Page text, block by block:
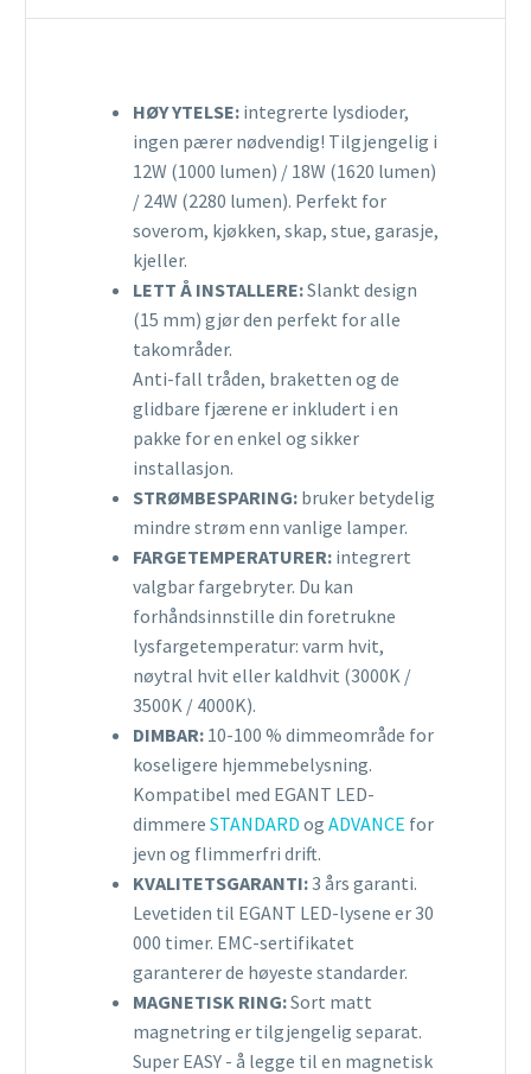
HØY YTELSE: integrerte lysdioder,
ingen pærer nødvendig! Tilgjengelig i
12W (1000 lumen) / 18W (1620 lumen)
/ 24W (2280 lumen). Perfekt for
soverom, kjøkken, skap, stue, garasje,
kjeller.
LETT Å INSTALLERE:Slankt design
(15 mm) gjør den perfekt for alle
takområder.
Anti-fall tråden, braketten og de
glidbare fjærene er inkludert i en
pakke for en enkel og sikker
installasjon.
STRØMBESPARING: bruker betydelig
mindre strøm enn vanlige lamper.
FARGETEMPERATURER: integrert
valgbar fargebryter. Du kan
forhåndsinnstille din foretrukne
lysfargetemperatur: varm hvit,
nøytral hvit eller kaldhvit (3000K /
3500K / 4000K).
DIMBAR: 10-100 % dimmeområde for
koseligere hjemmebelysning.
Kompatibel med EGANT LED-
dimmere STANDARD og ADVANCE for
jevn og flimmerfri drift.
KVALITETSGARANTI:3 års garanti.
Levetiden til EGANT LED-lysene er 30
000 timer. EMC-sertifikatet
garanterer de høyeste standarder.
MAGNETISK RING:Sort matt
magnetring er tilgjengelig separat.
Super EASY - å legge til en magnetisk